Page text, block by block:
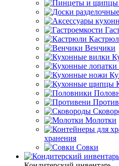
Венчики
Молотки
хранения
Совки